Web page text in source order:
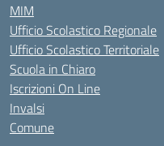
MIM
Ufficio Scolastico Regionale
Ufficio Scolastico Territoriale
Scuola in Chiaro
Iscrizioni On Line
Invalsi
Comune